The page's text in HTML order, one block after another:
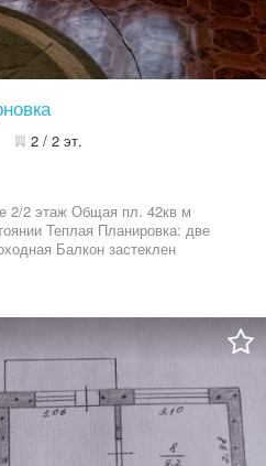
2 / 2 эт.
2/2 этаж Общая пл. 42кв м
Теплая Планировка: две
Балкон застеклен